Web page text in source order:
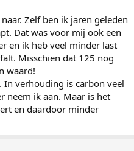
Zelf ben ik jaren geleden
Dat was voor mij ook een
en ik heb veel minder last
Misschien dat 125 nog
waard!
In verhouding is carbon veel
neem ik aan. Maar is het
en daardoor minder